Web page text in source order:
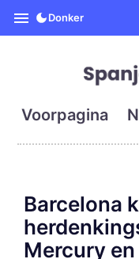
Donker
Voorpagina
Barcelona
Mercury